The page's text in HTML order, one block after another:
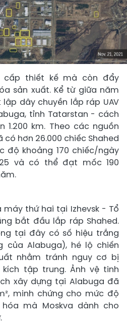
cấp thiết kế mà còn đẩy
sản xuất. Kể từ giữa năm
dây chuyền lắp ráp UAV
tỉnh Tatarstan - cách
1.200 km. Theo các nguồn
hơn 26.000 chiếc Shahed
độ khoảng 170 chiếc/ngày
và có thể đạt mốc 190
thứ hai tại Izhevsk - Tổ
bắt đầu lắp ráp Shahed.
tại đây có số hiệu trắng
của Alabuga), hé lộ chiến
nhằm tránh nguy cơ bị
tập trung. Ảnh vệ tinh
xây dựng tại Alabuga đã
minh chứng cho mức độ
mà Moskva dành cho